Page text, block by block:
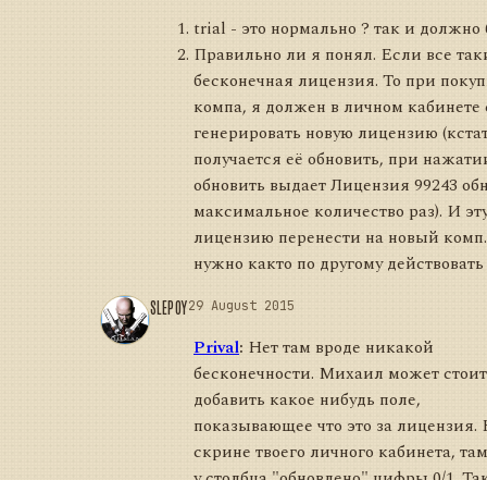
trial - это нормально ? так и должно
Правильно ли я понял. Если все
бесконечная лицензия. То при
компа, я должен в личном кабинете
генерировать новую лицензию
получается её обновить, при
обновить выдает Лицензия 99243
максимальное количество раз). И
лицензию перенести на новый
нужно както по другому
SLEPOY29 August 2015
Prival: Нет там вроде никакой
бесконечности. Михаил может стоит
добавить какое нибудь поле,
показывающее что это за лицензия.
скрине твоего личного кабинета,